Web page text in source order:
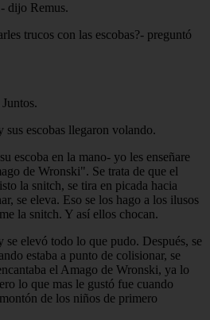
dijo Remus.
trucos con las escobas?- preguntó
escobas llegaron volando.
escoba en la mano- yo les enseñare
de Wronski". Se trata de que el
la snitch, se tira en picada hacia
se eleva. Eso se los hago a los ilusos
la snitch. Y así ellos chocan.
se elevó todo lo que pudo. Después, se
estaba a punto de colisionar, se
el Amago de Wronski, ya lo
lo que mas le gustó fue cuando
de los niños de primero